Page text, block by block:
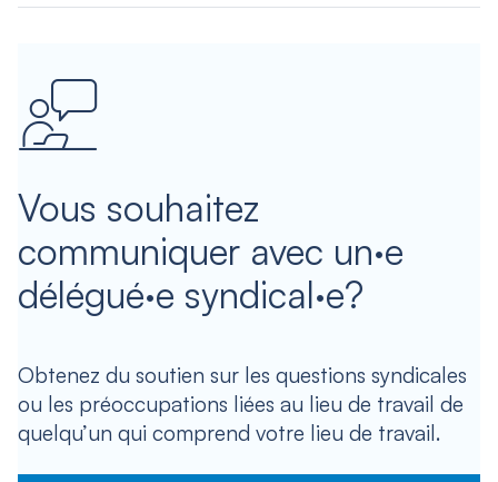
Vous souhaitez
communiquer avec un·e
délégué·e syndical·e?
Obtenez du soutien sur les questions syndicales
ou les préoccupations liées au lieu de travail de
quelqu’un qui comprend votre lieu de travail.